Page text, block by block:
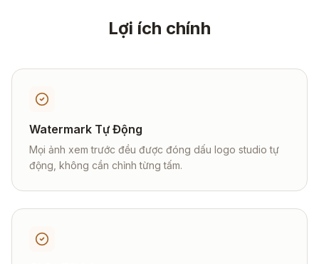
Lợi ích chính
Watermark Tự Động
Mọi ảnh xem trước đều được đóng dấu logo studio tự
động, không cần chỉnh từng tấm.